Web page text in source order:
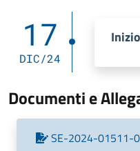
17
DIC/24
Documenti e
SE-2024-01511-